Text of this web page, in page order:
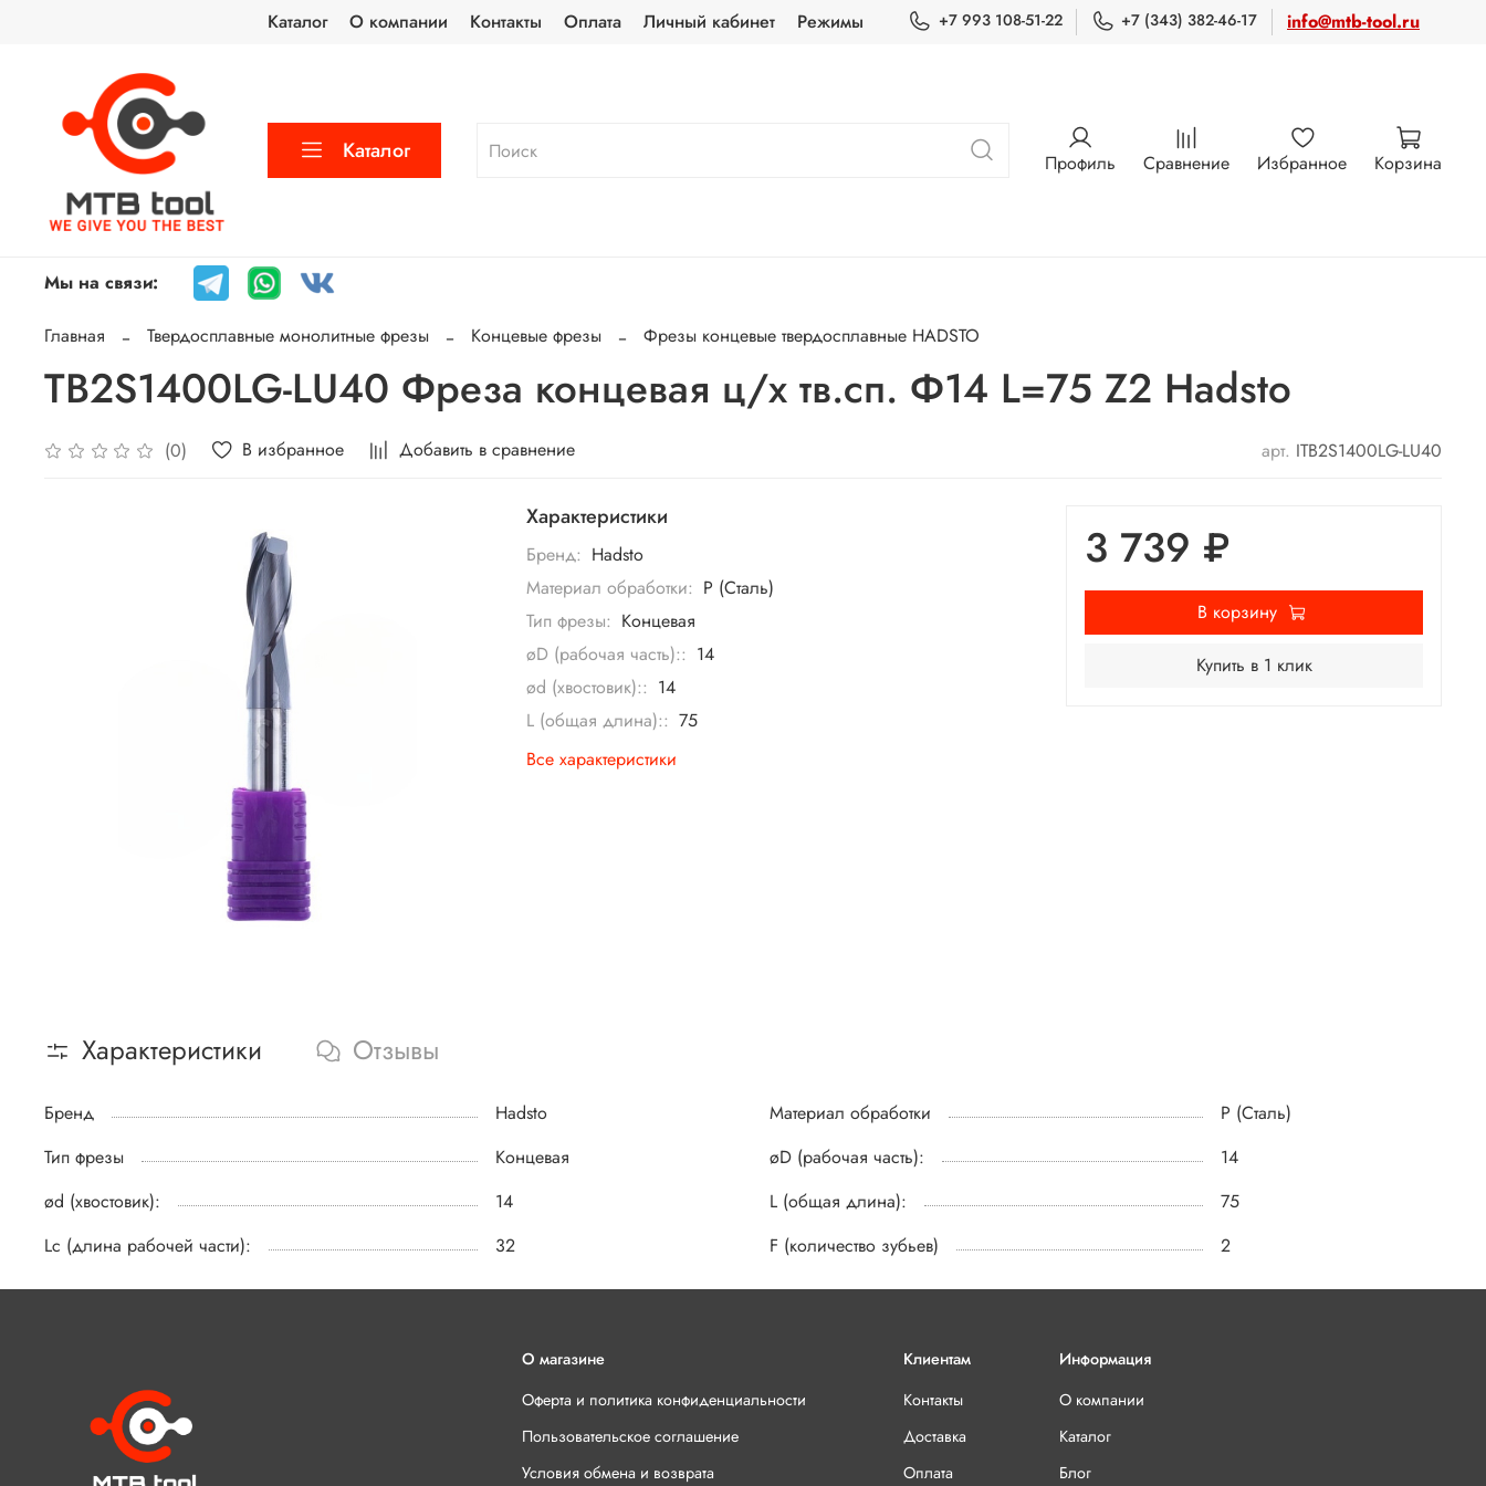
Каталог О компании Контакты Оплата Личный кабинет Режимы +7 993 108-51-22 +7 (343) 382-46-17 info@mtb-tool.ru
Каталог Профиль Сравнение Избранное Корзина
Мы на связи:
Главная Твердосплавные монолитные фрезы Концевые фрезы Фрезы концевые твердосплавные HADSTO
TB2S1400LG-LU40 Фреза концевая ц/х тв.сп. Ф14 L=75 Z2 Hadsto
(0) В избранное Добавить в сравнение арт. ITB2S1400LG-LU40
Характеристики
Бренд: Hadsto
Материал обработки: P (Сталь)
Тип фрезы: Концевая
øD (рабочая часть):: 14
ød (хвостовик):: 14
L (общая длина):: 75
Все характеристики
3 739 ₽
В корзину
Купить в 1 клик
Характеристики Отзывы
Бренд Hadsto Материал обработки
P (Сталь)
Тип фрезы
Концевая øD (рабочая часть):
14
ød (хвостовик):
14 L (общая длина):
75
Lc (длина рабочей части):
32 F (количество зубьев) 2
О магазине
Оферта и политика конфиденциальности
Пользовательское соглашение
Условия обмена и возврата
Клиентам
Контакты
Доставка
Оплата
Информация
О компании
Каталог
Блог